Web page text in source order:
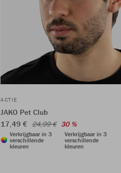
ACTIE
JAKO Pet Club
17,49 € 24,99 € 30 %
Verkrijgbaar in 3
verschillende
kleuren
Verkrijgbaar in 3
verschillende
kleuren